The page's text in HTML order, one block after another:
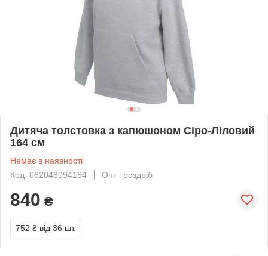
Дитяча толстовка з капюшоном Сіро-Ліловий
164 см
Немає в наявності
Код: 062043094164
Опт і роздріб
840 ₴
752 ₴ від 36 шт.